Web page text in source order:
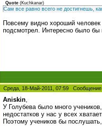
Quote (Kuchkanar)
Сам все равно всего не достигнешь,
Повсему видно хороший
подсмотрел. Интересно было
Среда, 18-Май-2011, 07:59
Aniskin,
У Голубева было много
недостатков у нас у всех хватает
Поэтому учеников бы